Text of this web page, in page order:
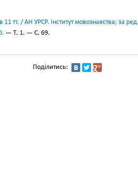
11 тт. / АН УРСР. Інститут мовознавства; за
— Т. 1. — С. 69.
Поділитись: